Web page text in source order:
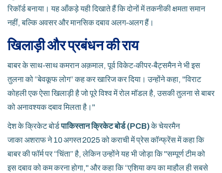
रिकॉर्ड बनाया। यह आँकड़े यही दिखाते हैं कि दोनों में तकनीकी क्षमता समान
नहीं, बल्कि अवसर और मानसिक दबाव अलग‑अलग हैं।
खिलाड़ी और प्रबंधन की राय
बाबर के साथ‑साथकमरान अक़माल,पूर्व विकेट‑कीपर‑बैट्समैनने भी इस
तुलना को “बेवकूफ लोग” कह कर खारिज कर दिया। उन्होंने कहा, "विराट
कोहली एक ऐसा खिलाड़ी है जो पूरे विश्व में रोल मॉडल है, उसकी तुलना से बाबर
को अनावश्यक दबाव मिलता है।"
देश के क्रिकेट बोर्डपाकिस्तान क्रिकेट बोर्ड (PCB)के चेयरमैन
जाका अशराफने 10 अगस्त 2025 को कराची में प्रेस कॉन्फ्रेंस में कहा कि
बाबर की फॉर्म पर “चिंता” है, लेकिन उन्होंने यह भी जोड़ा कि "सम्पूर्ण टीम को
इस दबाव को कम करना होगा," और कहा कि “एशिया कप का माहौल ही सबसे